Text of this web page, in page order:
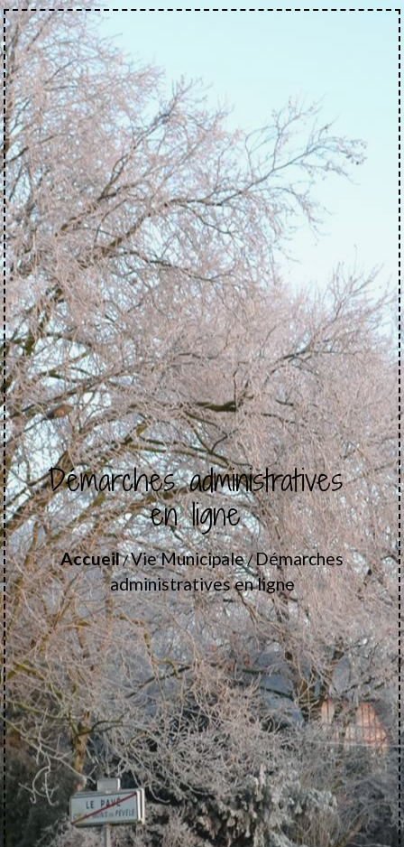
Démarches administratives
en ligne
Accueil/Vie Municipale/Démarches
administratives en ligne